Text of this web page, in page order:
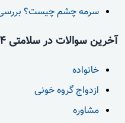
سرمه چشم چیست؟
آخرین سوالات در سلامتی 24
خانواده
ازدواج گروه خونی
مشاوره